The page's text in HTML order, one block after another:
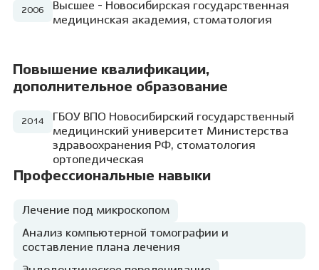
2006
Высшее - Новосибирская государственная
медицинская академия, стоматология
Повышение квалификации,
дополнительное образование
2014
ГБОУ ВПО Новосибирский государственный
медицинский университет Министерства
здравоохранения РФ, стоматология
ортопедическая
Профессиональные навыки
Лечение под микроскопом
Анализ компьютерной томографии и
составление плана лечения